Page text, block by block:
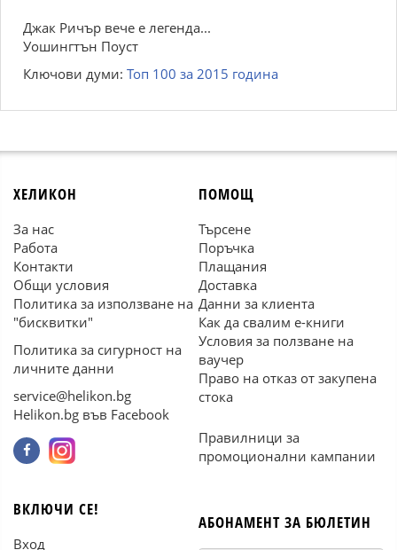
Джак Ричър вече е легенда...
Уошингтън Поуст
Ключови думи: Топ 100 за 2015 година
ХЕЛИКОН
За нас
Работа
Контакти
Общи условия
Политика за използване на
"бисквитки"
Политика за сигурност на
личните данни
service@helikon.bg
Helikon.bg във Facebook
ПОМОЩ
Търсене
Поръчка
Плащания
Доставка
Данни за клиента
Как да свалим е-книги
Условия за ползване на
ваучер
Право на отказ от закупена
стока
Правилници за
промоционални кампании
ВКЛЮЧИ СЕ!
Вход
АБОНАМЕНТ ЗА БЮЛЕТИН